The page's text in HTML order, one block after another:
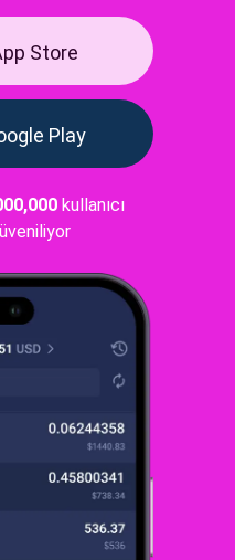
Store
Play
kullanıcı